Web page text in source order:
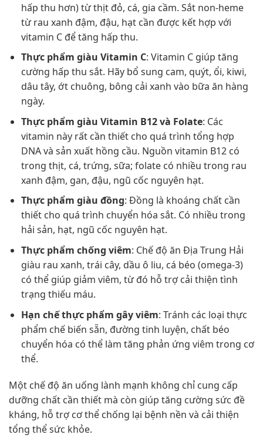
hấp thu hơn) từ thịt đỏ, cá, gia cầm. Sắt non-heme
từ rau xanh đậm, đậu, hạt cần được kết hợp với
vitamin C để tăng hấp thu.
Thực phẩm giàu Vitamin C: Vitamin C giúp tăng
cường hấp thu sắt. Hãy bổ sung cam, quýt, ổi, kiwi,
dâu tây, ớt chuông, bông cải xanh vào bữa ăn hàng
ngày.
Thực phẩm giàu Vitamin B12 và Folate: Các
vitamin này rất cần thiết cho quá trình tổng hợp
DNA và sản xuất hồng cầu. Nguồn vitamin B12 có
trong thịt, cá, trứng, sữa; folate có nhiều trong rau
xanh đậm, gan, đậu, ngũ cốc nguyên hạt.
Thực phẩm giàu đồng: Đồng là khoáng chất cần
thiết cho quá trình chuyển hóa sắt. Có nhiều trong
hải sản, hạt, ngũ cốc nguyên hạt.
Thực phẩm chống viêm: Chế độ ăn Địa Trung Hải
giàu rau xanh, trái cây, dầu ô liu, cá béo (omega-3)
có thể giúp giảm viêm, từ đó hỗ trợ cải thiện tình
trạng thiếu máu.
Hạn chế thực phẩm gây viêm: Tránh các loại thực
phẩm chế biến sẵn, đường tinh luyện, chất béo
chuyển hóa có thể làm tăng phản ứng viêm trong cơ
thể.
Một chế độ ăn uống lành mạnh không chỉ cung cấp
dưỡng chất cần thiết mà còn giúp tăng cường sức đề
kháng, hỗ trợ cơ thể chống lại bệnh nền và cải thiện
tổng thể sức khỏe.